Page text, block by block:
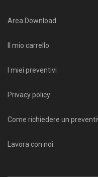
Area Download
Il mio carrello
I miei preventivi
Privacy policy
Come richiedere un
Lavora con noi